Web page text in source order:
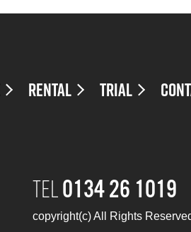
RENTAL TRIAL
TEL0134 26 1019
copyright(c) All Rights